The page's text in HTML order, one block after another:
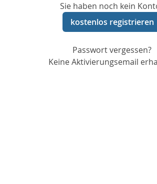
Sie haben noch kein
kostenlos registrieren
Passwort vergessen?
Keine Aktivierungsemail